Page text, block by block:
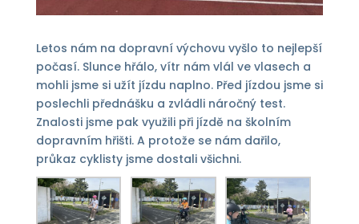
Letos nám na dopravní výchovu vyšlo to nejlepší
počasí. Slunce hřálo, vítr nám vlál ve vlasech a
mohli jsme si užít jízdu naplno. Před jízdou jsme si
poslechli přednášku a zvládli náročný test.
Znalosti jsme pak využili při jízdě na školním
dopravním hřišti. A protože se nám dařilo,
průkaz cyklisty jsme dostali všichni.